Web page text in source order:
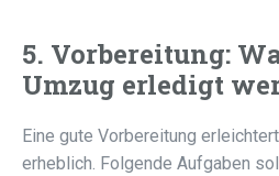
5. Vorbereitung:
Umzug erledigt
Eine gute Vorbereitung
erheblich. Folgende Aufgaben